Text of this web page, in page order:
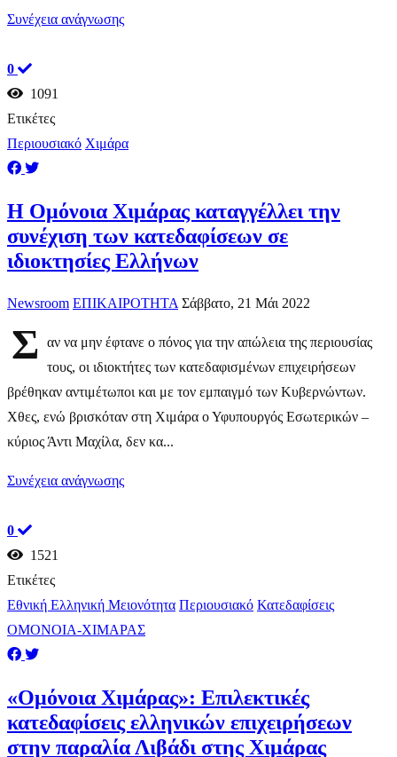
Συνέχεια ανάγνωσης
0
1091
Ετικέτες
Περιουσιακό Χιμάρα
Η Ομόνοια Χιμάρας καταγγέλλει την
συνέχιση των κατεδαφίσεων σε
ιδιοκτησίες Ελλήνων
Newsroom ΕΠΙΚΑΙΡΟΤΗΤΑ Σάββατο, 21 Μάι 2022
Σ
αν να μην έφτανε ο πόνος για την απώλεια της περιουσίας
τους, οι ιδιοκτήτες των κατεδαφισμένων επιχειρήσεων
βρέθηκαν αντιμέτωποι και με τον εμπαιγμό των Κυβερνώντων.
Χθες, ενώ βρισκόταν στη Χιμάρα ο Υφυπουργός Εσωτερικών –
κύριος Άντι Μαχίλα, δεν κα...
Συνέχεια ανάγνωσης
0
1521
Ετικέτες
Εθνική Ελληνική Μειονότητα Περιουσιακό Κατεδαφίσεις
ΟΜΟΝΟΙΑ-ΧΙΜΑΡΑΣ
«Ομόνοια Χιμάρας»: Επιλεκτικές
κατεδαφίσεις ελληνικών επιχειρήσεων
στην παραλία Λιβάδι στης Χιμάρας